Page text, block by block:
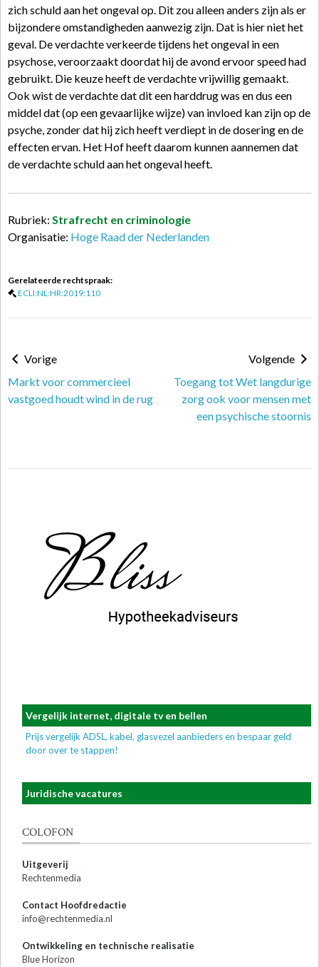
zich schuld aan het ongeval op. Dit zou alleen anders zijn als er
bijzondere omstandigheden aanwezig zijn. Dat is hier niet het
geval. De verdachte verkeerde tijdens het ongeval in een
psychose, veroorzaakt doordat hij de avond ervoor speed had
gebruikt. Die keuze heeft de verdachte vrijwillig gemaakt.
Ook wist de verdachte dat dit een harddrug was en dus een
middel dat (op een gevaarlijke wijze) van invloed kan zijn op de
psyche, zonder dat hij zich heeft verdiept in de dosering en de
effecten ervan. Het Hof heeft daarom kunnen aannemen dat
de verdachte schuld aan het ongeval heeft.
Rubriek: Strafrecht en criminologie
Organisatie: Hoge Raad der Nederlanden
Gerelateerde rechtspraak:
ECLI:NL:HR:2019:110
Vorige
Markt voor commercieel
vastgoed houdt wind in de rug
Volgende
Toegang tot Wet langdurige
zorg ook voor mensen met
een psychische stoornis
Vergelijk internet, digitale tv en bellen
Prijs vergelijk ADSL, kabel, glasvezel aanbieders en bespaar geld
door over te stappen!
Juridische vacatures
COLOFON
Uitgeverij
Rechtenmedia
Contact Hoofdredactie
info@rechtenmedia.nl
Ontwikkeling en technische realisatie
Blue Horizon